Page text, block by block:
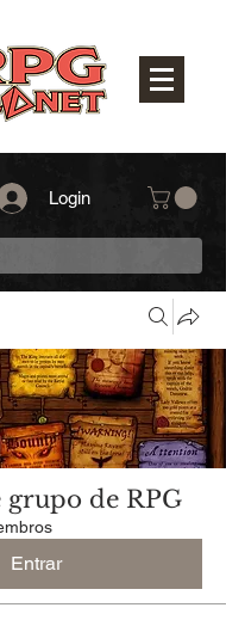
Login
grupo de RPG
Entrar